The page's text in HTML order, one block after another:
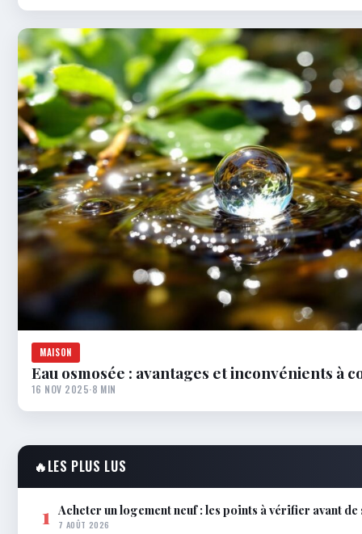
MAISON
Eau osmosée : avantages et inconvénients à
16 NOV 2025·8 MIN
🔥LES PLUS LUS
1 Acheter un logement neuf : les points à vérifier avant de
7 AOÛT 2026